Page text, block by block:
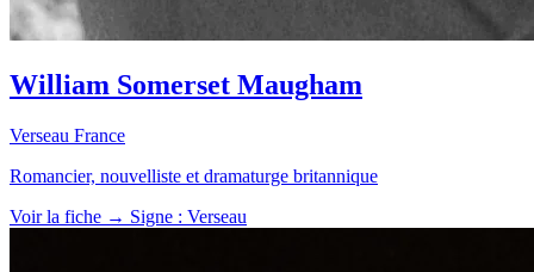
William Somerset Maugham
Verseau France
Romancier, nouvelliste et dramaturge britannique
Voir la fiche → Signe : Verseau